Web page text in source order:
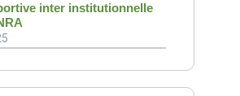
inter institutionnelle